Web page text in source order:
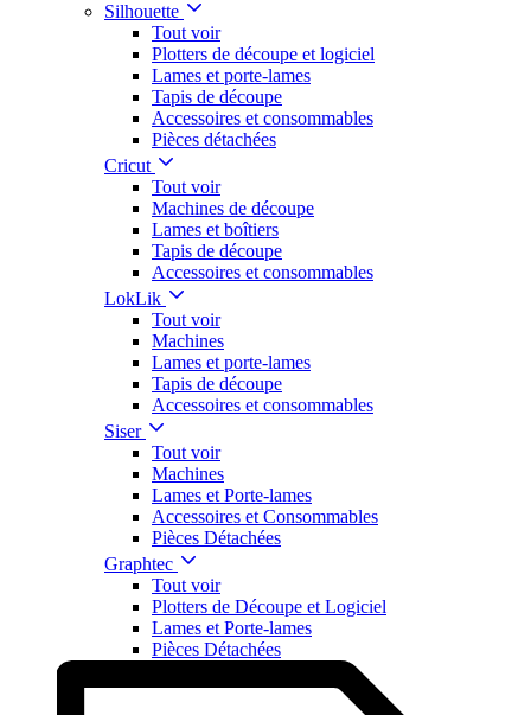
Silhouette
Tout voir
Plotters de découpe et logiciel
Lames et porte-lames
Tapis de découpe
Accessoires et consommables
Pièces détachées
Cricut
Tout voir
Machines de découpe
Lames et boîtiers
Tapis de découpe
Accessoires et consommables
LokLik
Tout voir
Machines
Lames et porte-lames
Tapis de découpe
Accessoires et consommables
Siser
Tout voir
Machines
Lames et Porte-lames
Accessoires et Consommables
Pièces Détachées
Graphtec
Tout voir
Plotters de Découpe et Logiciel
Lames et Porte-lames
Pièces Détachées